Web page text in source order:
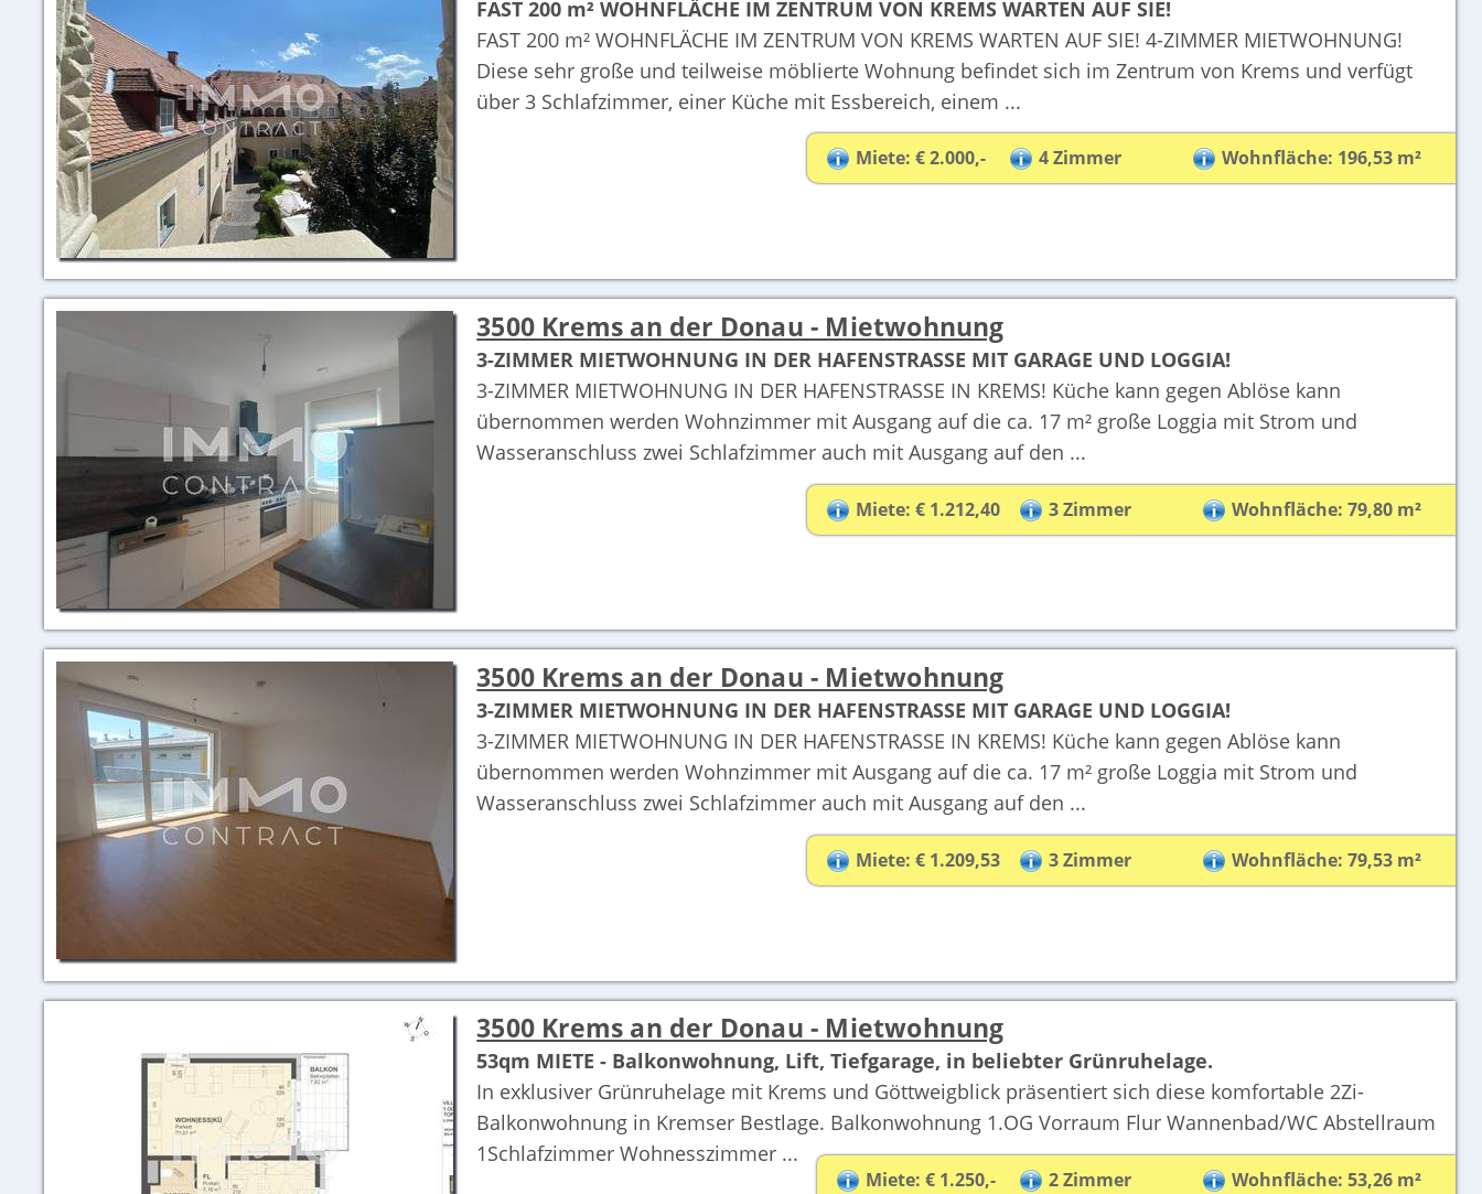
FAST 200 m² WOHNFLÄCHE IM ZENTRUM VON KREMS WARTEN AUF SIE!
FAST 200 m² WOHNFLÄCHE IM ZENTRUM VON KREMS WARTEN AUF SIE! 4-ZIMMER MIETWOHNUNG!
Diese sehr große und teilweise möblierte Wohnung befindet sich im Zentrum von Krems und verfügt
über 3 Schlafzimmer, einer Küche mit Essbereich, einem ...
Miete: € 2.000,- 4 Zimmer Wohnfläche: 196,53 m²
3500 Krems an der Donau - Mietwohnung
3-ZIMMER MIETWOHNUNG IN DER HAFENSTRASSE MIT GARAGE UND LOGGIA!
3-ZIMMER MIETWOHNUNG IN DER HAFENSTRASSE IN KREMS! Küche kann gegen Ablöse kann
übernommen werden Wohnzimmer mit Ausgang auf die ca. 17 m² große Loggia mit Strom und
Wasseranschluss zwei Schlafzimmer auch mit Ausgang auf den ...
Miete: € 1.212,40 3 Zimmer Wohnfläche: 79,80 m²
3500 Krems an der Donau - Mietwohnung
3-ZIMMER MIETWOHNUNG IN DER HAFENSTRASSE MIT GARAGE UND LOGGIA!
3-ZIMMER MIETWOHNUNG IN DER HAFENSTRASSE IN KREMS! Küche kann gegen Ablöse kann
übernommen werden Wohnzimmer mit Ausgang auf die ca. 17 m² große Loggia mit Strom und
Wasseranschluss zwei Schlafzimmer auch mit Ausgang auf den ...
Miete: € 1.209,53 3 Zimmer Wohnfläche: 79,53 m²
3500 Krems an der Donau - Mietwohnung
53qm MIETE - Balkonwohnung, Lift, Tiefgarage, in beliebter Grünruhelage.
In exklusiver Grünruhelage mit Krems und Göttweigblick präsentiert sich diese komfortable 2Zi-
Balkonwohnung in Kremser Bestlage. Balkonwohnung 1.OG Vorraum Flur Wannenbad/WC Abstellraum
1Schlafzimmer Wohnesszimmer ...
Miete: € 1.250,- 2 Zimmer Wohnfläche: 53,26 m²